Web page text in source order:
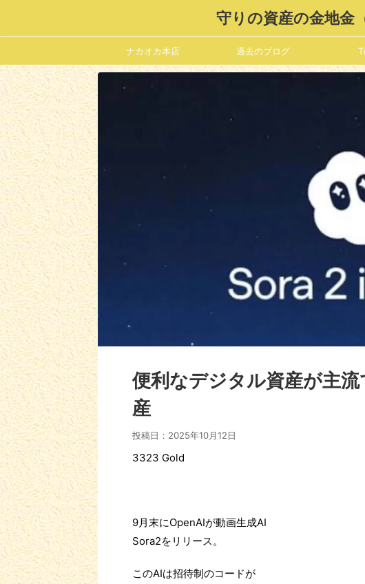
守りの資産の金地金
ナカオカ本店 過去のブログ
便利なデジタル資産が主
産
投稿日： 2025年10月12日
3323 Gold
9月末にOpenAIが動画生成AI
Sora2をリリース。
このAIは招待制のコードが